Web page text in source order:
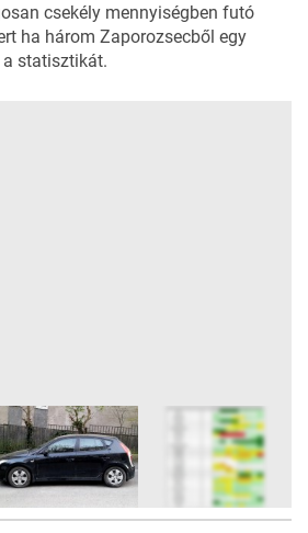
csekély mennyiségben futó
ha három Zaporozsecből egy
statisztikát.